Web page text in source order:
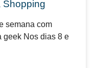
Shopping
semana com
geek Nos dias 8 e